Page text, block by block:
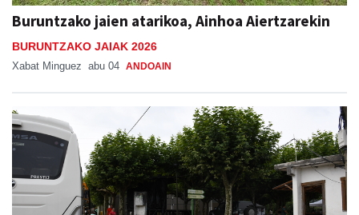
Buruntzako jaien atarikoa, Ainhoa Aiertzarekin
BURUNTZAKO JAIAK 2026
Xabat Minguez abu 04 ANDOAIN